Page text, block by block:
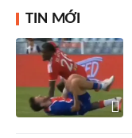
TIN MỚI